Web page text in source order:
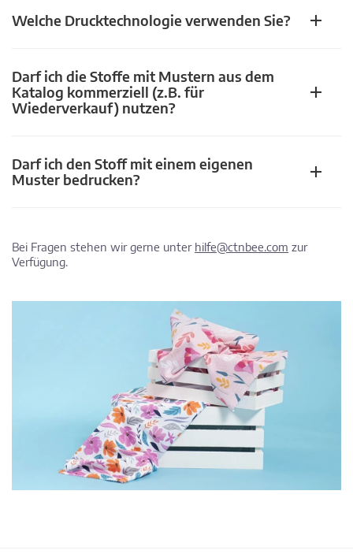
Welche Drucktechnologie verwenden Sie?
Darf ich die Stoffe mit Mustern aus dem
Katalog kommerziell (z.B. für
Wiederverkauf) nutzen?
Darf ich den Stoff mit einem eigenen
Muster bedrucken?
Bei Fragen stehen wir gerne unter hilfe@ctnbee.com zur
Verfügung.